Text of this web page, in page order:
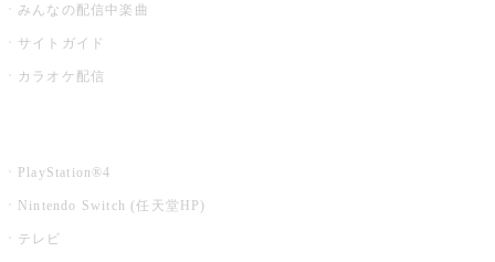
みんなの配信中楽曲
サイトガイド
カラオケ配信
PlayStation®4
Nintendo Switch (任天堂HP)
テレビ